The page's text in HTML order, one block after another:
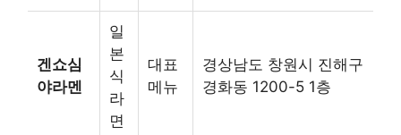
겐쇼심
야라멘
일
본
식
라
면
대표
메뉴
경상남도 창원시 진해구
경화동 1200-5 1층